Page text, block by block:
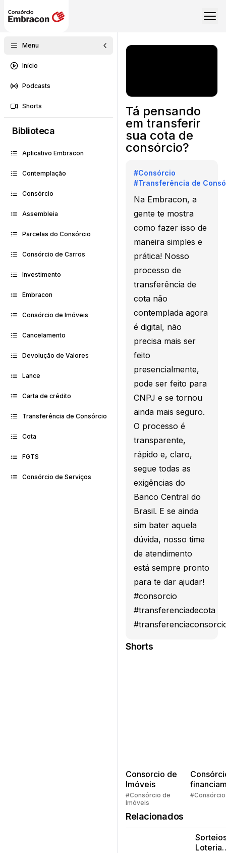
Menu
Início
Podcasts
Shorts
Biblioteca
Aplicativo Embracon
Contemplação
Consórcio
Assembleia
Parcelas do Consórcio
Consórcio de Carros
Investimento
Embracon
Consórcio de Imóveis
Cancelamento
Devolução de Valores
Lance
Carta de crédito
Transferência de Consórcio
Cota
FGTS
Consórcio de Serviços
Tá pensando
em transferir
sua cota de
consórcio?
#Consórcio
#Transferência de
Na Embracon, a
gente te mostra
como fazer isso de
maneira simples e
prática! Nosso
processo de
transferência de
cota não
contemplada agora
é digital, não
precisa mais ser
feito
presencialmente,
pode ser feito para
CNPJ e se tornou
ainda mais seguro.
O processo é
transparente,
rápido e, claro,
segue todas as
exigências do
Banco Central do
Brasil. E se ainda
sim bater aquela
dúvida, nosso time
de atendimento
está sempre pronto
para te dar ajudar!
#consorcio
#transferenciadecota
Shorts
Consorcio de
Imóveis
#Consórcio de
Imóveis
Quem
#Consórcio
Relacionados
Loteria